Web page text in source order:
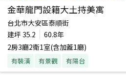
金華龍門設籍大土持美寓
台北市大安區泰順街
建坪 35.2
60.8年
2房3廳2衛1室(含加蓋1廳)
有裝潢 有景觀 有陽台